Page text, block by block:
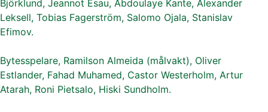
Björklund, Jeannot Esau, Abdoulaye Kante, Alexander
Leksell, Tobias Fagerström, Salomo Ojala, Stanislav
Efimov.
Bytesspelare, Ramilson Almeida (målvakt), Oliver
Estlander, Fahad Muhamed, Castor Westerholm, Artur
Atarah, Roni Pietsalo, Hiski Sundholm.